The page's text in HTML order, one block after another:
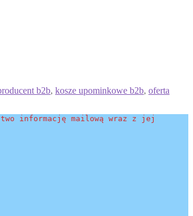
b2b, kosze upominkowe b2b, oferta
informację mailową wraz z jej